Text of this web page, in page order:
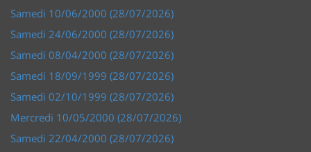
Samedi 10/06/2000 (28/07/2026)
Samedi 24/06/2000 (28/07/2026)
Samedi 08/04/2000 (28/07/2026)
Samedi 18/09/1999 (28/07/2026)
Samedi 02/10/1999 (28/07/2026)
Mercredi 10/05/2000 (28/07/2026)
Samedi 22/04/2000 (28/07/2026)